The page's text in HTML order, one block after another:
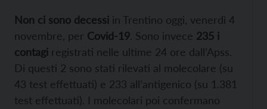
Non ci sono decessi in Trentino oggi, venerdì 4
novembre, per Covid-19. Sono invece 235 i
contagi registrati nelle ultime 24 ore dall’Apss.
Di questi 2 sono stati rilevati al molecolare (su
43 test effettuati) e 233 all’antigenico (su 1.381
test effettuati). I molecolari poi confermano